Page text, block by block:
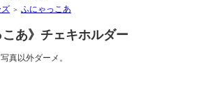
ズ ＞ ふにゃっこあ
こあ》チェキホルダー
真以外ダーメ。